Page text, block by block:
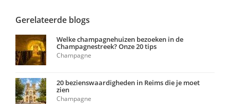
Gerelateerde blogs
Welke champagnehuizen bezoeken in de
Champagnestreek? Onze 20 tips
Champagne
20 bezienswaardigheden in Reims die je moet
zien
Champagne